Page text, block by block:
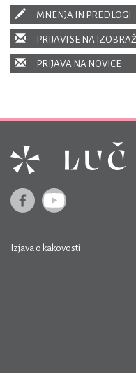
MNENJA IN PREDLOGI
PRIJAVI SE NA
PRIJAVA NA NOVICE
Izjava o kakovosti